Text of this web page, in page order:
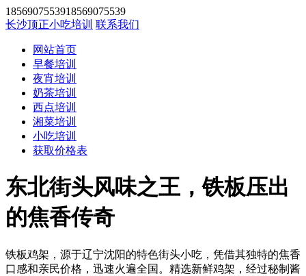
1856907553918569075539
长沙顶正小吃培训 联系我们
网站首页
早餐培训
夜宵培训
奶茶培训
西点培训
湘菜培训
小吃培训
获取价格表
东北街头风味之王，铁板压出
的焦香传奇
铁板鸡架，源于辽宁沈阳的特色街头小吃，凭借其独特的焦香
口感和亲民价格，迅速火遍全国。精选新鲜鸡架，经过秘制酱